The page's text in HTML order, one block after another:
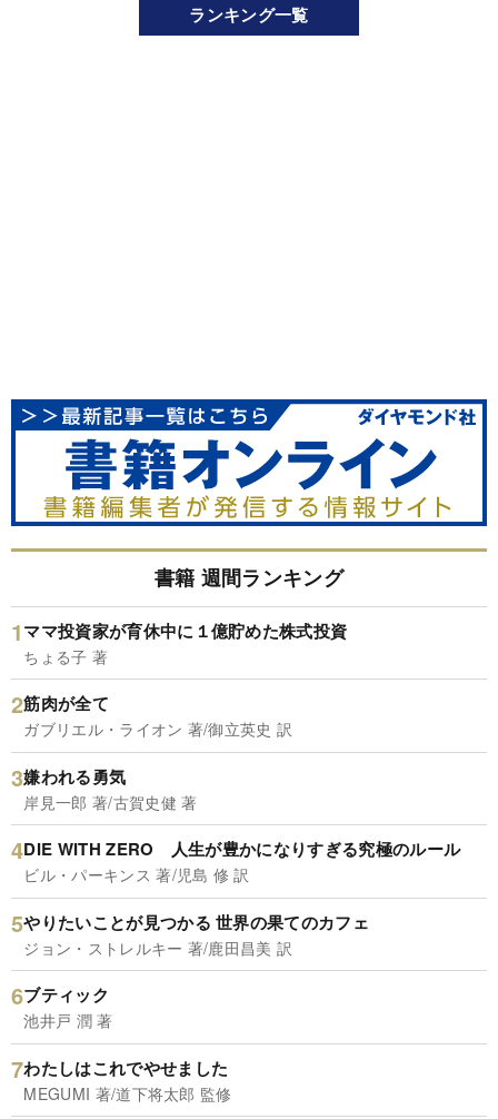
ランキング一覧
書籍 週間ランキング
ママ投資家が育休中に１億貯めた株式投資
ちょる子 著
筋肉が全て
ガブリエル・ライオン 著/御立英史 訳
嫌われる勇気
岸見一郎 著/古賀史健 著
DIE WITH ZERO 人生が豊かになりすぎる究極のルール
ビル・パーキンス 著/児島 修 訳
やりたいことが見つかる 世界の果てのカフェ
ジョン・ストレルキー 著/鹿田昌美 訳
ブティック
池井戸 潤 著
わたしはこれでやせました
MEGUMI 著/道下将太郎 監修